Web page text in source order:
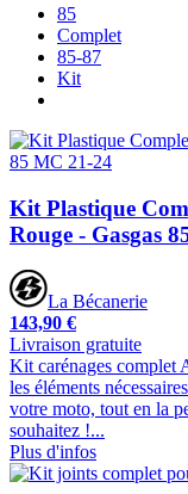
85
Complet
85-87
Kit
Kit Plastique
Rouge - Gasgas
La Bécanerie
143,90 €
Livraison gratuite
Kit carénages complet
les éléments
votre moto, tout en la
souhaitez !...
Plus d'infos